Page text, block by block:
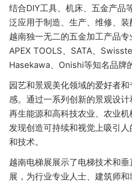
结合DIY工具、机床、五金产品
泛应用于制造、生产、维修、
越南独一无二的五金加工产品
APEX TOOLS、SATA、
Hasekawa、Onishi等知名品牌
园艺和景观美化领域的爱好者
感。通过一系列创新的景观设
再生能源和高科技农业、农业
发现创造可持续和视觉上吸引
和技术。
越南电梯展展示了电梯技术和
展，为行业专业人士、建筑师